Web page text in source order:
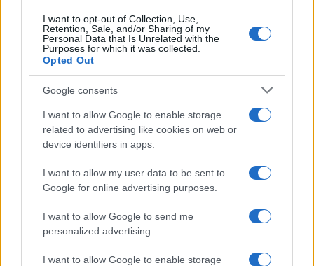
I want to opt-out of Collection, Use,
Retention, Sale, and/or Sharing of my
Personal Data that Is Unrelated with the
Purposes for which it was collected.
Opted Out
Google consents
I want to allow Google to enable storage
related to advertising like cookies on web or
device identifiers in apps.
I want to allow my user data to be sent to
Google for online advertising purposes.
I want to allow Google to send me
personalized advertising.
I want to allow Google to enable storage